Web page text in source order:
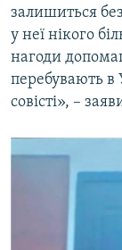
залишиться
у неї нікого
нагоди
перебувають в
совісті», –